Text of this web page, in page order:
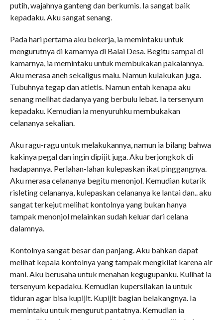
putih, wajahnya ganteng dan berkumis. Ia sangat baik
kepadaku. Aku sangat senang.
Pada hari pertama aku bekerja, ia memintaku untuk
mengurutnya di kamarnya di Balai Desa. Begitu sampai di
kamarnya, ia memintaku untuk membukakan pakaiannya.
Aku merasa aneh sekaligus malu. Namun kulakukan juga.
Tubuhnya tegap dan atletis. Namun entah kenapa aku
senang melihat dadanya yang berbulu lebat. Ia tersenyum
kepadaku. Kemudian ia menyuruhku membukakan
celananya sekalian.
Aku ragu-ragu untuk melakukannya, namun ia bilang bahwa
kakinya pegal dan ingin dipijit juga. Aku berjongkok di
hadapannya. Perlahan-lahan kulepaskan ikat pinggangnya.
Aku merasa celananya begitu menonjol. Kemudian kutarik
risleting celananya, kulepaskan celananya ke lantai dan.. aku
sangat terkejut melihat kontolnya yang bukan hanya
tampak menonjol melainkan sudah keluar dari celana
dalamnya.
Kontolnya sangat besar dan panjang. Aku bahkan dapat
melihat kepala kontolnya yang tampak mengkilat karena air
mani. Aku berusaha untuk menahan kegugupanku. Kulihat ia
tersenyum kepadaku. Kemudian kupersilakan ia untuk
tiduran agar bisa kupijit. Kupijit bagian belakangnya. Ia
memintaku untuk mengurut pantatnya. Kemudian ia